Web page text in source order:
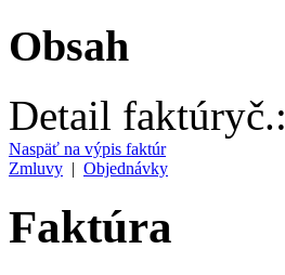
Obsah
Detail faktúryč.:
Naspäť na výpis faktúr
Zmluvy | Objednávky
Faktúra